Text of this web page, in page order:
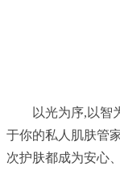
以光为序,以智
于你的私人肌肤管
次护肤都成为安心